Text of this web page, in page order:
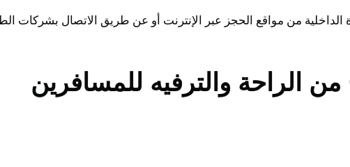
من مواقع الحجز عبر الإنترنت أو عن طريق الاتصال بشركات
الراحة والترفيه للمسافرين